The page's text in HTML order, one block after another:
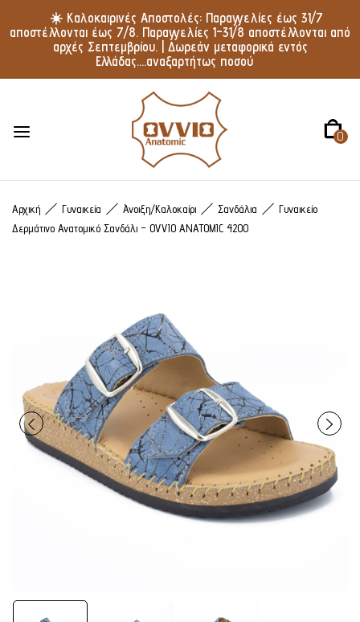
☀️ Καλοκαιρινές Αποστολές: Παραγγελίες έως 31/7
αποστέλλονται έως 7/8. Παραγγελίες 1–31/8 αποστέλλονται από
αρχές Σεπτεμβρίου. | Δωρεάν μεταφορικά εντός
Ελλάδας....αναξαρτήτως ποσού
0
Αρχική Γυναικεία Άνοιξη/Καλοκαίρι Σανδάλια
Γυναικείο
Δερμάτινο Ανατομικό Σανδάλι – OVVIO ANATOMIC 4200